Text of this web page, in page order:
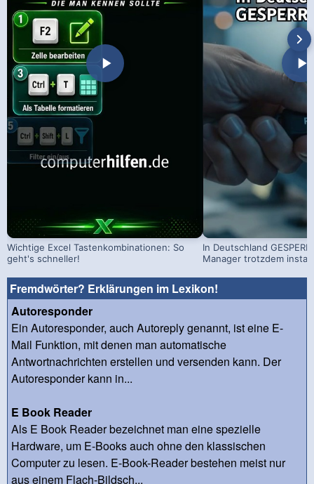
Wichtige Excel Tastenkombinationen: So
geht's schneller!
In Deutschland
Manager trotzdem
Fremdwörter? Erklärungen im Lexikon!
Autoresponder
Ein Autoresponder, auch Autoreply genannt, ist eine E-
Mail Funktion, mit denen man automatische
Antwortnachrichten erstellen und versenden kann. Der
Autoresponder kann in...
E Book Reader
Als E Book Reader bezeichnet man eine spezielle
Hardware, um E-Books auch ohne den klassischen
Computer zu lesen. E-Book-Reader bestehen meist nur
aus einem Flach-Bildsch...